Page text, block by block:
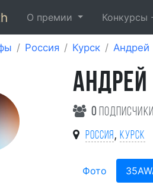
О премии Конкурсы
Россия Курск Андрей
АНДРЕЙ
0 подписчики
Россия, Курск
Фото